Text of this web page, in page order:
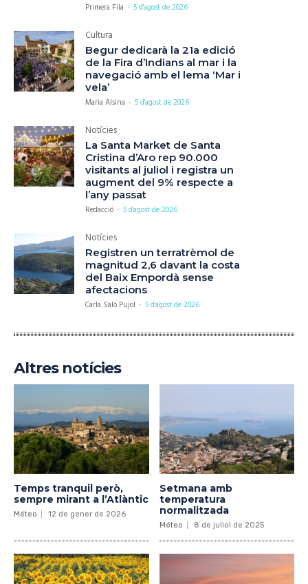
Primera Fila - 5 d'agost de 2026
Cultura
Begur dedicarà la 21a edició
de la Fira d’Indians al mar i la
navegació amb el lema ‘Mar i
vela’
Maria Alsina - 5 d'agost de 2026
Notícies
La Santa Market de Santa
Cristina d’Aro rep 90.000
visitants al juliol i registra un
augment del 9% respecte a
l’any passat
Redacció - 5 d'agost de 2026
Notícies
Registren un terratrèmol de
magnitud 2,6 davant la costa
del Baix Empordà sense
afectacions
Carla Saló Pujol - 5 d'agost de 2026
Altres notícies
Temps tranquil però,
sempre mirant a l’Atlàntic
Méteo 12 de gener de 2026
Setmana amb
temperatura
normalitzada
Méteo 8 de juliol de 2025